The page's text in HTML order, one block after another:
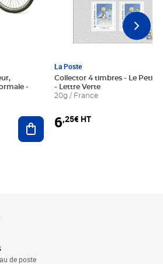
Ajouter au panier
La Poste
Collector 4 timbres - Le Petit
- Lettre Verte
20g / France
6,25€ HT
de poste